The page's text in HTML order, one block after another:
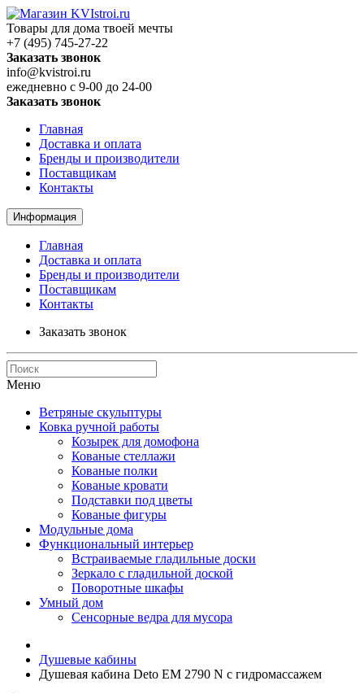
Товары для дома твоей мечты
+7 (495) 745-27-22
Заказать звонок
info@kvistroi.ru
ежедневно с 9-00 до 24-00
Заказать звонок
Главная
Доставка и оплата
Бренды и производители
Поставщикам
Контакты
Информация
Главная
Доставка и оплата
Бренды и производители
Поставщикам
Контакты
Заказать звонок
Меню
Ветряные скульптуры
Ковка ручной работы
Козырек для домофона
Кованые стеллажи
Кованые полки
Кованые кровати
Подставки под цветы
Кованые фигуры
Модульные дома
Функциональный интерьер
Встраиваемые гладильные доски
Зеркало с гладильной доской
Поворотные шкафы
Умный дом
Сенсорные ведра для мусора
Душевые кабины
Душевая кабина Deto ЕМ 2790 N с гидромассажем